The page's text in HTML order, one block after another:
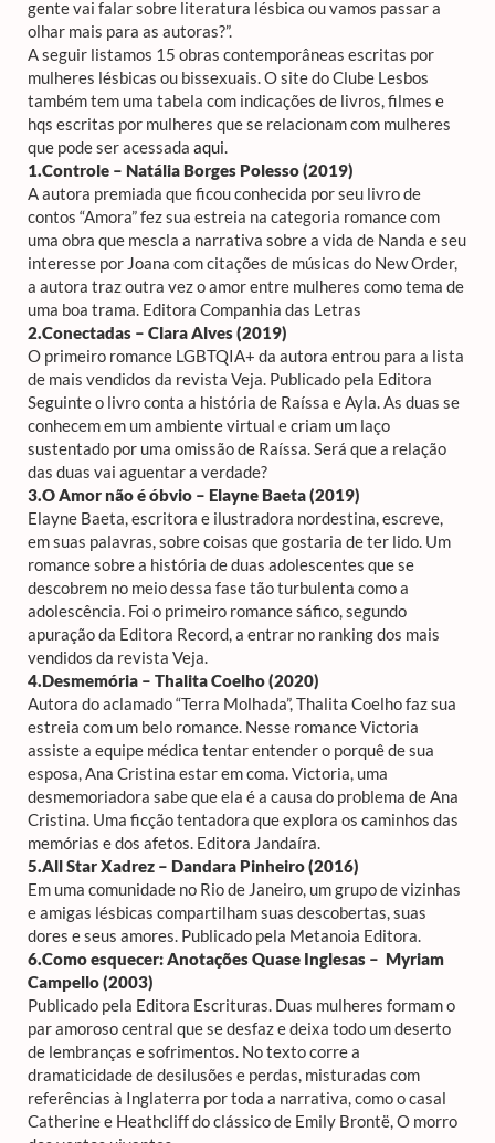
gente vai falar sobre literatura lésbica ou vamos passar a
olhar mais para as autoras?”.
A seguir listamos 15 obras contemporâneas escritas por
mulheres lésbicas ou bissexuais. O site do Clube Lesbos
também tem uma tabela com indicações de livros, filmes e
hqs escritas por mulheres que se relacionam com mulheres
que pode ser acessada aqui.
1.Controle – Natália Borges Polesso (2019)
A autora premiada que ficou conhecida por seu livro de
contos “Amora” fez sua estreia na categoria romance com
uma obra que mescla a narrativa sobre a vida de Nanda e seu
interesse por Joana com citações de músicas do New Order,
a autora traz outra vez o amor entre mulheres como tema de
uma boa trama. Editora Companhia das Letras
2.Conectadas – Clara Alves (2019)
O primeiro romance LGBTQIA+ da autora entrou para a lista
de mais vendidos da revista Veja. Publicado pela Editora
Seguinte o livro conta a história de Raíssa e Ayla. As duas se
conhecem em um ambiente virtual e criam um laço
sustentado por uma omissão de Raíssa. Será que a relação
das duas vai aguentar a verdade?
3.O Amor não é óbvio – Elayne Baeta (2019)
Elayne Baeta, escritora e ilustradora nordestina, escreve,
em suas palavras, sobre coisas que gostaria de ter lido. Um
romance sobre a história de duas adolescentes que se
descobrem no meio dessa fase tão turbulenta como a
adolescência. Foi o primeiro romance sáfico, segundo
apuração da Editora Record, a entrar no ranking dos mais
vendidos da revista Veja.
4.Desmemória – Thalita Coelho (2020)
Autora do aclamado “Terra Molhada”, Thalita Coelho faz sua
estreia com um belo romance. Nesse romance Victoria
assiste a equipe médica tentar entender o porquê de sua
esposa, Ana Cristina estar em coma. Victoria, uma
desmemoriadora sabe que ela é a causa do problema de Ana
Cristina. Uma ficção tentadora que explora os caminhos das
memórias e dos afetos. Editora Jandaíra.
5.All Star Xadrez – Dandara Pinheiro (2016)
Em uma comunidade no Rio de Janeiro, um grupo de vizinhas
e amigas lésbicas compartilham suas descobertas, suas
dores e seus amores. Publicado pela Metanoia Editora.
6.Como esquecer: Anotações Quase Inglesas – Myriam
Campello (2003)
Publicado pela Editora Escrituras. Duas mulheres formam o
par amoroso central que se desfaz e deixa todo um deserto
de lembranças e sofrimentos. No texto corre a
dramaticidade de desilusões e perdas, misturadas com
referências à Inglaterra por toda a narrativa, como o casal
Catherine e Heathcliff do clássico de Emily Brontë, O morro